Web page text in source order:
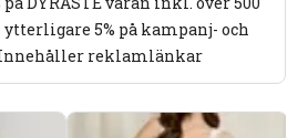
ytterligare 5% på kampanj- och
reklamlänkar